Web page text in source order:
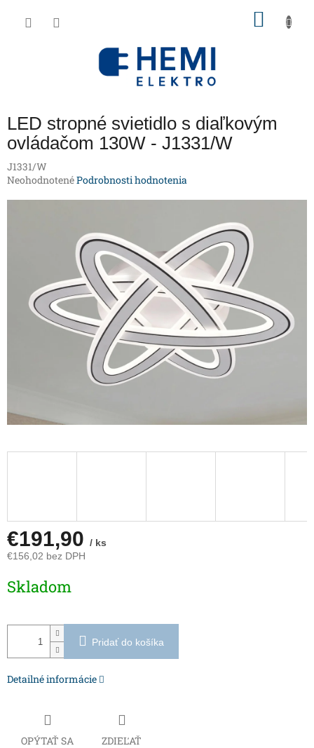
LED stropné svietidlo s diaľkovým
ovládačom 130W - J1331/W
J1331/W
Priemerné
NeohodnotenéPodrobnosti hodnotenia
€191,90 / ks
€156,02 bez DPH
cena:
Skladom
Pridať do košíka
Detailné informácie
OPÝTAŤ SA ZDIEĽAŤ